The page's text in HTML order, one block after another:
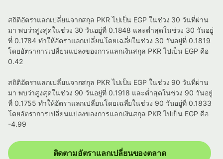
สถิติอัตราแลกเปลี่ยนจากสกุล PKR ไปเป็น EGP ในช่วง 30 วันที่ผ่าน
มา พบว่าสูงสุดในช่วง 30 วันอยู่ที่ 0.1848 และต่ำสุดในช่วง 30 วันอยู่
ที่ 0.1784 ทำให้อัตราแลกเปลี่ยนโดยเฉลี่ยในช่วง 30 วันอยู่ที่ 0.1819
โดยอัตราการเปลี่ยนแปลงของการแลกเงินสกุล PKR ไปเป็น EGP คือ
0.42
สถิติอัตราแลกเปลี่ยนจากสกุล PKR ไปเป็น EGP ในช่วง 90 วันที่ผ่าน
มา พบว่าสูงสุดในช่วง 90 วันอยู่ที่ 0.1918 และต่ำสุดในช่วง 90 วันอยู่
ที่ 0.1755 ทำให้อัตราแลกเปลี่ยนโดยเฉลี่ยในช่วง 90 วันอยู่ที่ 0.1833
โดยอัตราการเปลี่ยนแปลงของการแลกเงินสกุล PKR ไปเป็น EGP คือ
-4.99
ติดตามอัตราแลกเปลี่ยนของตลาด